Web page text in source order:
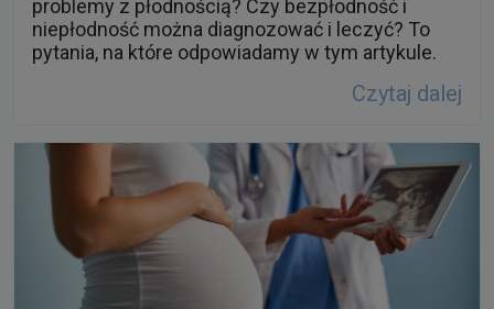
Czytaj dalej
22 września 2022